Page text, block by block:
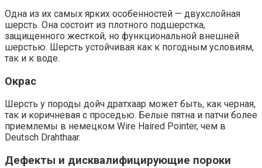
Одна из их самых ярких особенностей — двухслойная
шерсть. Она состоит из плотного подшерстка,
защищенного жесткой, но функциональной внешней
шерстью. Шерсть устойчивая как к погодным условиям,
так и к воде.
Окрас
Шерсть у породы дойч дратхаар может быть, как черная,
так и коричневая с проседью. Белые пятна и патчи более
приемлемы в немецком Wire Haired Pointer, чем в
Deutsch Drahthaar.
Дефекты и дисквалифицирующие пороки